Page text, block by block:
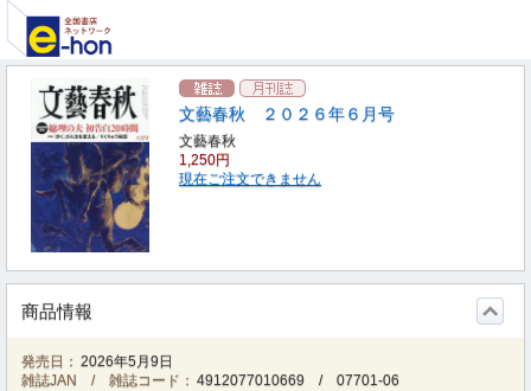
文藝春秋 ２０２６年６月号
文藝春秋
1,250円
現在ご注文できません
商品情報
発売日： 2026年5月9日
雑誌JAN / 雑誌コード： 4912077010669 /07701-06